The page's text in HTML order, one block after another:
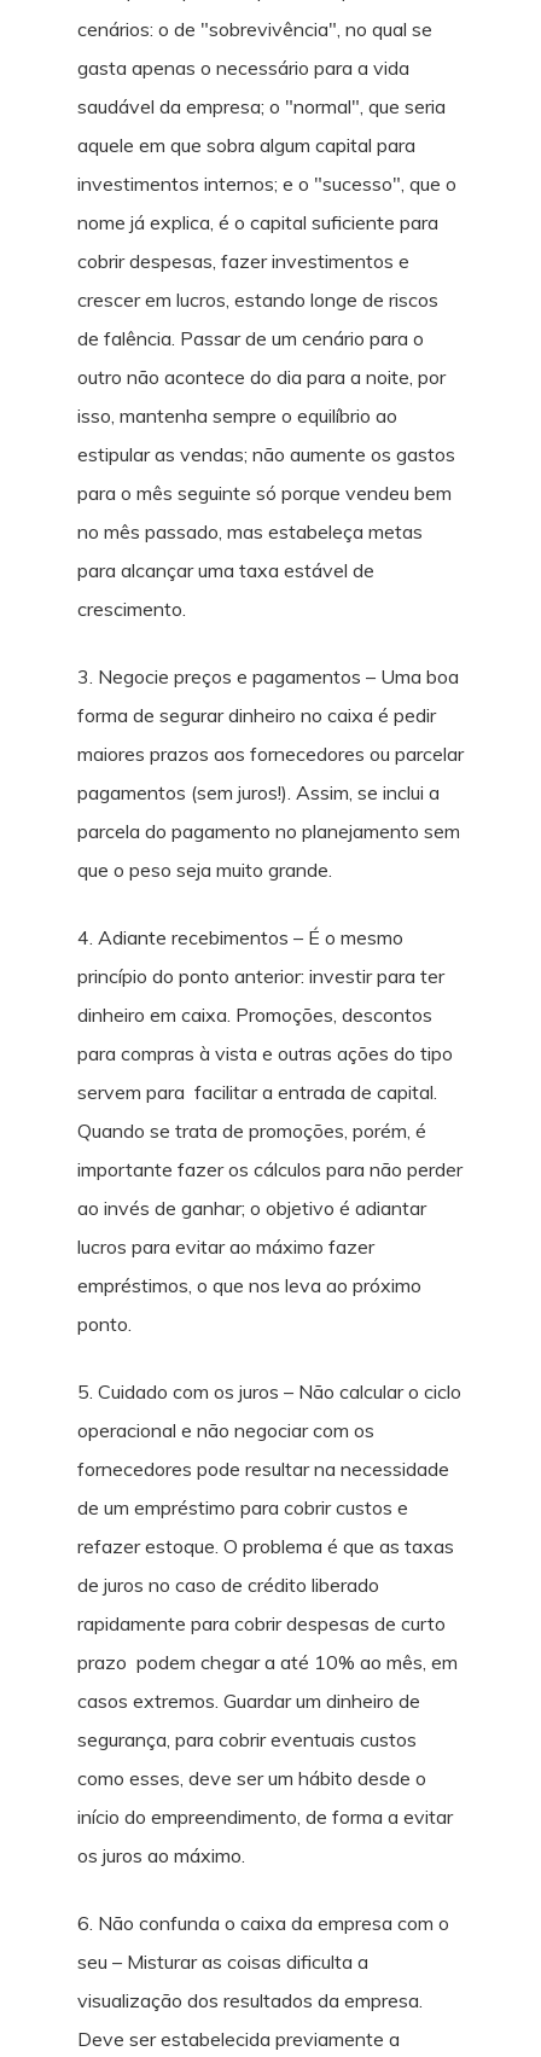
cenários: o de "sobrevivência", no qual se
gasta apenas o necessário para a vida
saudável da empresa; o "normal", que seria
aquele em que sobra algum capital para
investimentos internos; e o "sucesso", que o
nome já explica, é o capital suficiente para
cobrir despesas, fazer investimentos e
crescer em lucros, estando longe de riscos
de falência. Passar de um cenário para o
outro não acontece do dia para a noite, por
isso, mantenha sempre o equilíbrio ao
estipular as vendas; não aumente os gastos
para o mês seguinte só porque vendeu bem
no mês passado, mas estabeleça metas
para alcançar uma taxa estável de
crescimento.
3. Negocie preços e pagamentos – Uma boa
forma de segurar dinheiro no caixa é pedir
maiores prazos aos fornecedores ou parcelar
pagamentos (sem juros!). Assim, se inclui a
parcela do pagamento no planejamento sem
que o peso seja muito grande.
4. Adiante recebimentos – É o mesmo
princípio do ponto anterior: investir para ter
dinheiro em caixa. Promoções, descontos
para compras à vista e outras ações do tipo
servem para facilitar a entrada de capital.
Quando se trata de promoções, porém, é
importante fazer os cálculos para não perder
ao invés de ganhar; o objetivo é adiantar
lucros para evitar ao máximo fazer
empréstimos, o que nos leva ao próximo
ponto.
5. Cuidado com os juros – Não calcular o ciclo
operacional e não negociar com os
fornecedores pode resultar na necessidade
de um empréstimo para cobrir custos e
refazer estoque. O problema é que as taxas
de juros no caso de crédito liberado
rapidamente para cobrir despesas de curto
prazo podem chegar a até 10% ao mês, em
casos extremos. Guardar um dinheiro de
segurança, para cobrir eventuais custos
como esses, deve ser um hábito desde o
início do empreendimento, de forma a evitar
os juros ao máximo.
6. Não confunda o caixa da empresa com o
seu – Misturar as coisas dificulta a
visualização dos resultados da empresa.
Deve ser estabelecida previamente a